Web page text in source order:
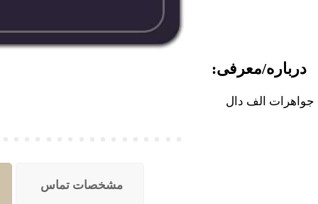
درباره/معرفی:
جواهرات الف دال
مشخصات تماس